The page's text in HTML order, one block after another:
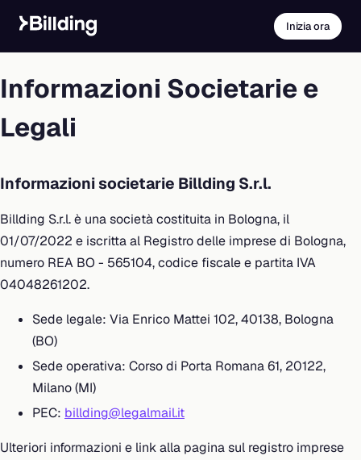
Inizia ora
Informazioni Societarie e
Legali
Informazioni societarie Billding S.r.l.
Billding S.r.l. è una società costituita in Bologna, il
01/07/2022 e iscritta al Registro delle imprese di Bologna,
numero REA BO - 565104, codice fiscale e partita IVA
04048261202.
Sede legale: Via Enrico Mattei 102, 40138, Bologna
(BO)
Sede operativa: Corso di Porta Romana 61, 20122,
Milano (MI)
PEC: billding@legalmail.it
Ulteriori informazioni e link alla pagina sul registro imprese